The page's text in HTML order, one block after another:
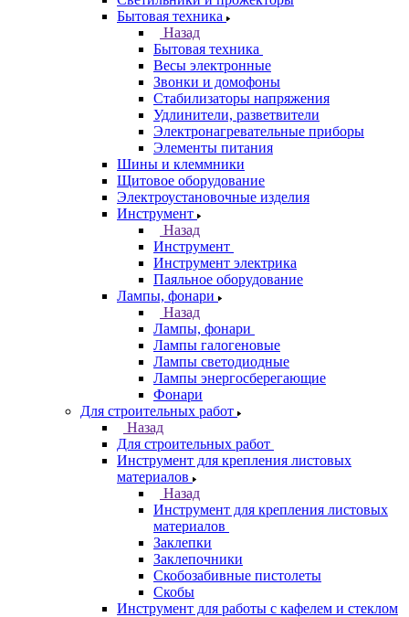
Бытовая техника
Назад
Бытовая техника
Весы электронные
Звонки и домофоны
Стабилизаторы напряжения
Удлинители, разветвители
Электронагревательные приборы
Элементы питания
Шины и клеммники
Щитовое оборудование
Электроустановочные изделия
Инструмент
Назад
Инструмент
Инструмент электрика
Паяльное оборудование
Лампы, фонари
Назад
Лампы, фонари
Лампы галогеновые
Лампы светодиодные
Лампы энергосберегающие
Фонари
Для строительных работ
Назад
Для строительных работ
Инструмент для крепления листовых
материалов
Назад
Инструмент для крепления листовых
материалов
Заклепки
Заклепочники
Скобозабивные пистолеты
Скобы
Инструмент для работы с кафелем и стеклом